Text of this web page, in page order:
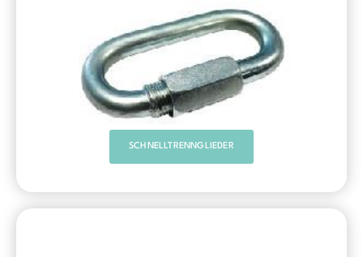
SCHNELLTRENNGLIEDER